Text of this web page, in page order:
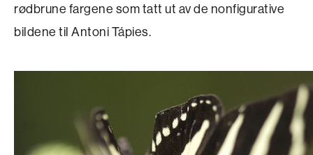
rødbrune fargene som tatt ut av de nonfigurative
bildene til Antoni Tápies.